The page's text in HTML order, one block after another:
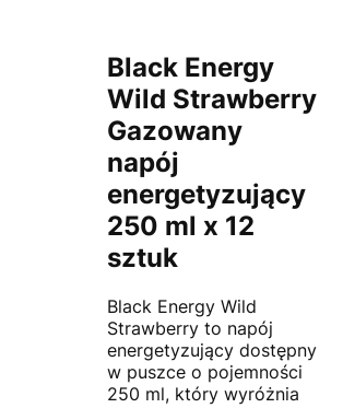
Black Energy
Wild Strawberry
Gazowany
napój
energetyzujący
250 ml x 12
sztuk
Black Energy Wild
Strawberry to napój
energetyzujący dostępny
w puszce o pojemności
250 ml, który wyróżnia